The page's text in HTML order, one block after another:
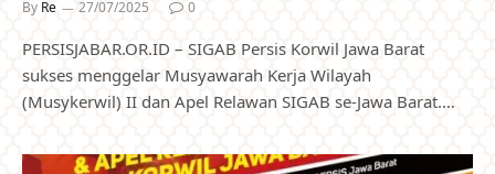
By Re 27/07/2025 0
PERSISJABAR.OR.ID – SIGAB Persis Korwil Jawa Barat
sukses menggelar Musyawarah Kerja Wilayah
(Musykerwil) II dan Apel Relawan SIGAB se-Jawa Barat.…